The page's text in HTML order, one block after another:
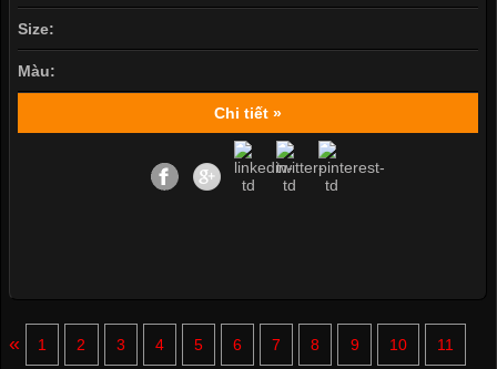
Size:
Màu:
Chi tiết »
« 1 2 3 4 5 6 7 8 9 10 11